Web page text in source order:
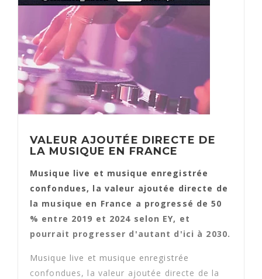
utilisateurs...
VALEUR AJOUTÉE DIRECTE DE
LA MUSIQUE EN FRANCE
Musique live et musique enregistrée
confondues, la valeur ajoutée directe de
la musique en France a progressé de 50
% entre 2019 et 2024 selon EY, et
pourrait progresser d'autant d'ici à 2030.
Musique live et musique enregistrée
confondues, la valeur ajoutée directe de la